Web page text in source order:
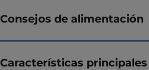
Consejos de alimentación
Características principales